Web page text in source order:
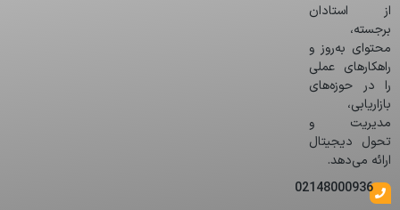
از استادان
برجسته،
محتوای به‌روز و
راهکارهای عملی
را در حوزه‌های
بازاریابی،
مدیریت و
تحول دیجیتال
ارائه می‌دهد.
02148000936